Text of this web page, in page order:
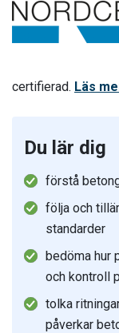
certifierad. Läs
Du lär dig
förstå
följa och
standarder
bedöma hur
och kontroll
tolka
påverkar